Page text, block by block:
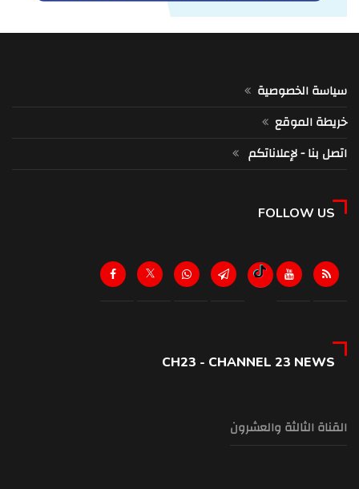
سياسة الخصوصية
خريطة الموقع
اتصل بنا - لإعلاناتكم
FOLLOW US
CH23 - CHANNEL 23 NEWS
القناة الثالثة والعشرون